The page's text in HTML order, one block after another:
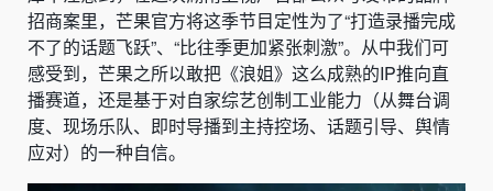
招商案里，芒果官方将这季节目定性为了“打造录播完成
不了的话题飞跃”、“比往季更加紧张刺激”。从中我们可
感受到，芒果之所以敢把《浪姐》这么成熟的IP推向直
播赛道，还是基于对自家综艺创制工业能力（从舞台调
度、现场乐队、即时导播到主持控场、话题引导、舆情
应对）的一种自信。